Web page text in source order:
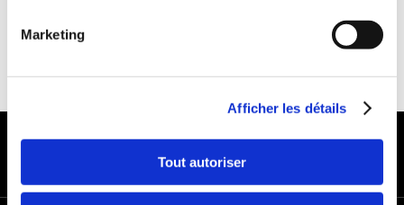
Marketing
Afficher les détails
Tout autoriser